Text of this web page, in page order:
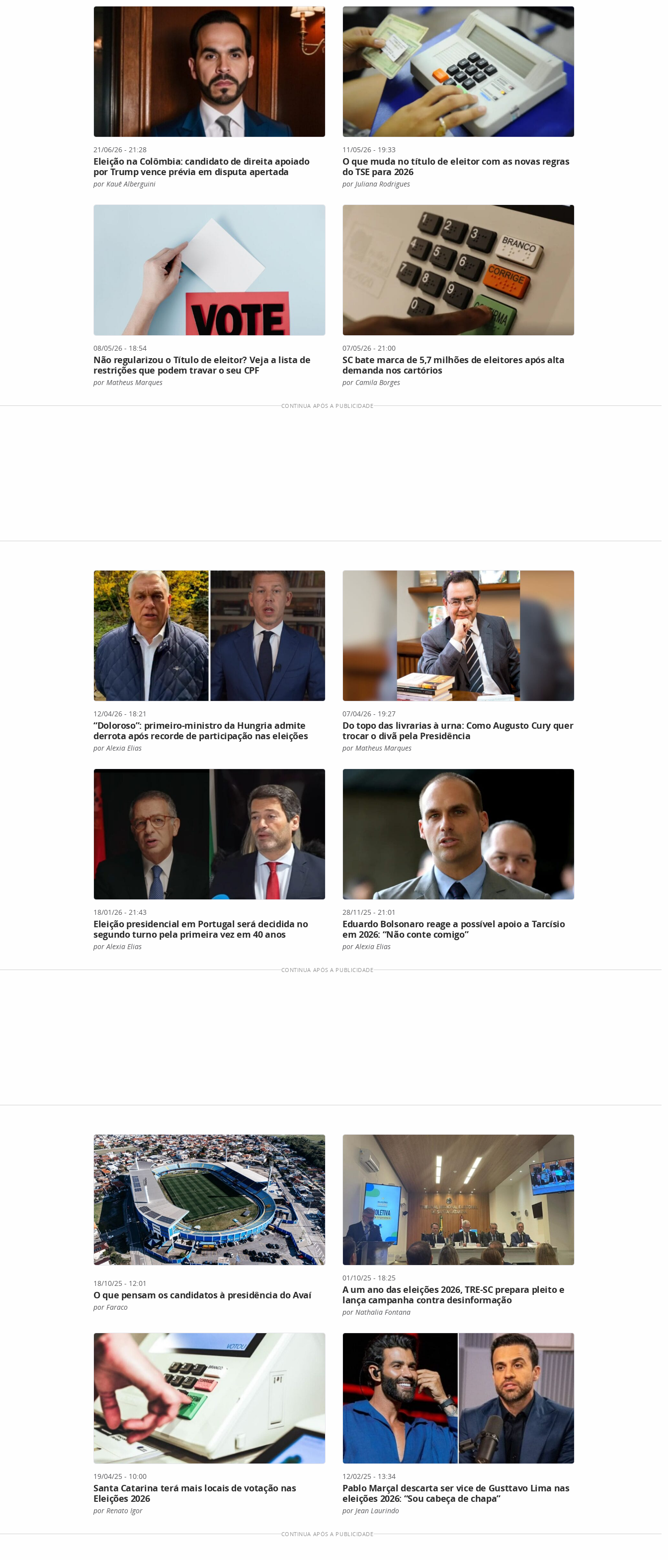
21/06/26 - 21:28
Eleição na Colômbia: candidato de direita apoiado
por Trump vence prévia em disputa apertada
por Kauê Alberguini
11/05/26 - 19:33
O que muda no título de eleitor com as novas regras
do TSE para 2026
por Juliana Rodrigues
08/05/26 - 18:54
Não regularizou o Título de eleitor? Veja a lista de
restrições que podem travar o seu CPF
por Matheus Marques
07/05/26 - 21:00
SC bate marca de 5,7 milhões de eleitores após alta
demanda nos cartórios
por Camila Borges
CONTINUA APÓS A PUBLICIDADE
12/04/26 - 18:21
“Doloroso”: primeiro-ministro da Hungria admite
derrota após recorde de participação nas eleições
por Alexia Elias
07/04/26 - 19:27
Do topo das livrarias à urna: Como Augusto Cury quer
trocar o divã pela Presidência
por Matheus Marques
18/01/26 - 21:43
Eleição presidencial em Portugal será decidida no
segundo turno pela primeira vez em 40 anos
por Alexia Elias
28/11/25 - 21:01
Eduardo Bolsonaro reage a possível apoio a Tarcísio
em 2026: “Não conte comigo”
por Alexia Elias
CONTINUA APÓS A PUBLICIDADE
18/10/25 - 12:01
O que pensam os candidatos à presidência do Avaí
por Faraco
01/10/25 - 18:25
A um ano das eleições 2026, TRE-SC prepara pleito e
lança campanha contra desinformação
por Nathalia Fontana
19/04/25 - 10:00
Santa Catarina terá mais locais de votação nas
Eleições 2026
por Renato Igor
12/02/25 - 13:34
Pablo Marçal descarta ser vice de Gusttavo Lima nas
eleições 2026: “Sou cabeça de chapa”
por Jean Laurindo
CONTINUA APÓS A PUBLICIDADE